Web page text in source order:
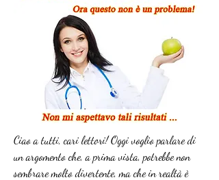
Ciao a tutti, cari lettori! Oggi voglio parlare di
un argomento che, a prima vista, potrebbe non
sembrare molto divertente, ma che in realtà è